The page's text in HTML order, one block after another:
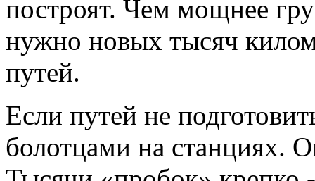
построят. Чем мощнее
нужно новых тысяч
путей.
Если путей не
болотцами на станциях.